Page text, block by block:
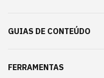
GUIAS DE CONTEÚDO
FERRAMENTAS